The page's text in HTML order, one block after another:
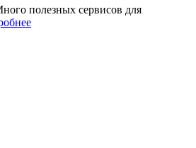
полезных сервисов для